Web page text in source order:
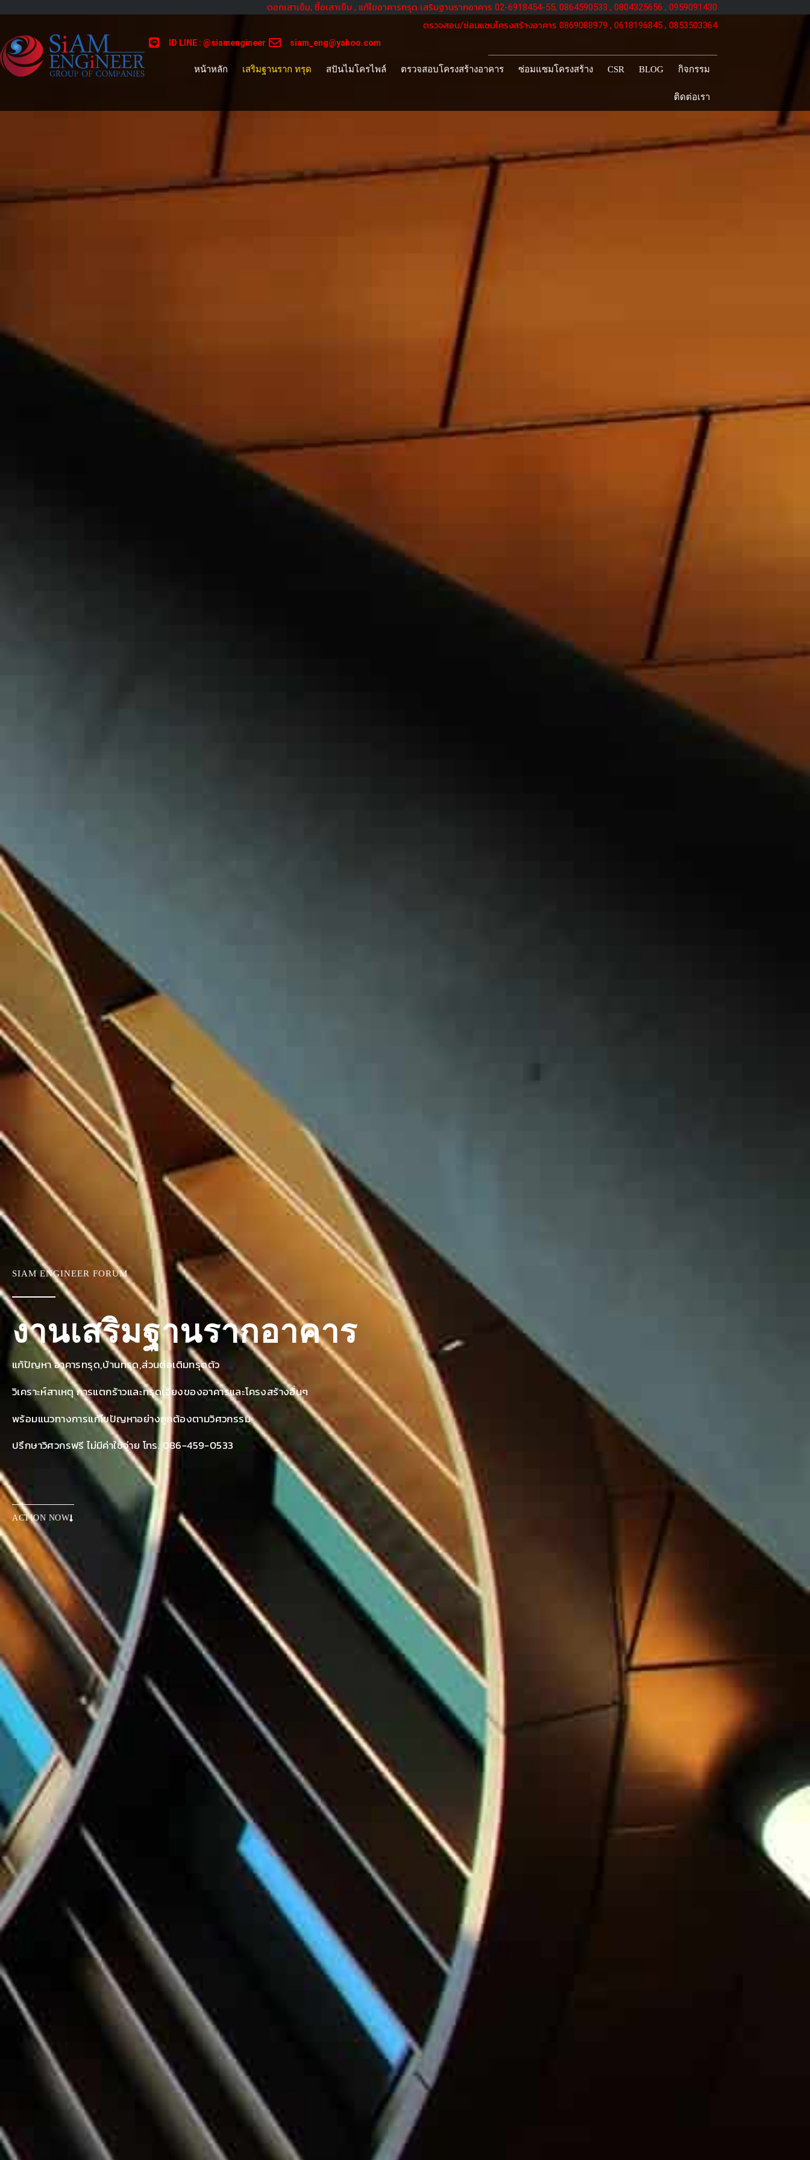
content
ตอกเสาเข็ม, ซื้อเสาเข็ม , แก้ไขอาคารทรุด เสริมฐานรากอาคาร 02-6918454-55, 0864590533 , 0804325656 , 0959091430
ตรวจสอบ/ซ่อมแซมโครงสร้างอาคาร 0869088979 , 0618196845 , 0853503364
ID LINE : @siamengineer siam_eng@yahoo.com
หน้าหลัก เสริมฐานราก ทรุด สปันไมโครไพล์ ตรวจสอบโครงสร้างอาคาร ซ่อมแซมโครงสร้าง CSR BLOG กิจกรรม
ติดต่อเรา
SIAM ENGINEER FORUM
งานเสริมฐานรากอาคาร
แก้ปัญหา อาคารทรุด,บ้านทรุด,ส่วนต่อเติมทรุดตัว
วิเคราะห์สาเหตุ การแตกร้าวและทรุดเอียงของอาคารและโครงสร้างอื่นๆ
พร้อมแนวทางการแก้ไขปัญหาอย่างถูกต้องตามวิศวกรรม
ปรึกษาวิศวกรฟรี ไม่มีค่าใช้จ่าย โทร. 086-459-0533
ACTION NOW